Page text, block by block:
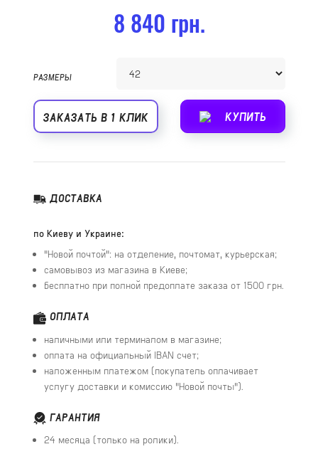
8 840 грн.
РАЗМЕРЫ
КУПИТЬ
ЗАКАЗАТЬ В 1 КЛИК
ДОСТАВКА
по Киеву и Украине:
"Новой почтой": на отделение, почтомат, курьерская;
самовывоз из магазина в Киеве;
бесплатно при полной предоплате заказа от 1500 грн.
ОПЛАТА
наличными или терминалом в магазине;
оплата на официальный IBAN счет;
наложенным платежом (покупатель оплачивает
услугу доставки и комиссию "Новой почты").
ГАРАНТИЯ
24 месяца (только на ролики).